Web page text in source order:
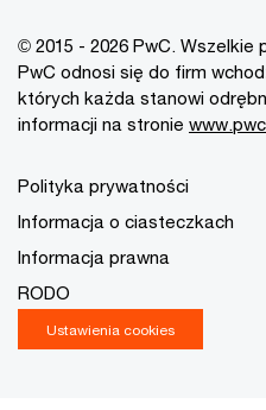
© 2015 - 2026 PwC. Wszelkie
PwC odnosi się do firm
których każda stanowi
informacji na stronie
Polityka prywatności
Informacja o ciasteczkach
Informacja prawna
RODO
Ustawienia cookies